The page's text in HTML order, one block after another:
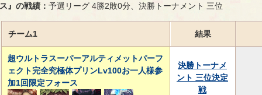
ス』の戦績： 予選リーグ 4勝2敗0分、決勝トーナメント 三位
チーム1 結果
超ウルトラスーパーアルティメットパーフ
ェクト完全究極体プリンLv100お一人様参
加1回限定フォース
決勝トーナメ
ント 三位決定
戦